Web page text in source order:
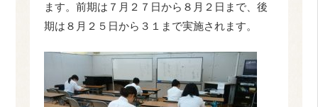
ます。前期は７月２７日から８月２日まで、後
期は８月２５日から３１まで実施されます。